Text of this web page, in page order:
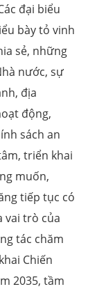
đại biểu
bày tỏ vinh
sẻ, những
nước, sự
địa
động,
sách an
triển khai
muốn,
tiếp tục có
vai trò của
tác chăm
Chiến
2035, tầm